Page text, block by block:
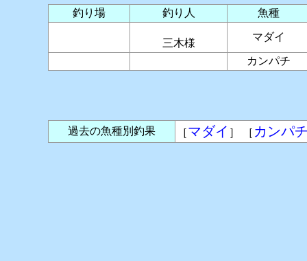
釣り場 釣り人 魚種
三木様
マダイ
カンパチ
過去の魚種別釣果 ［マダイ ］ ［ カンパ